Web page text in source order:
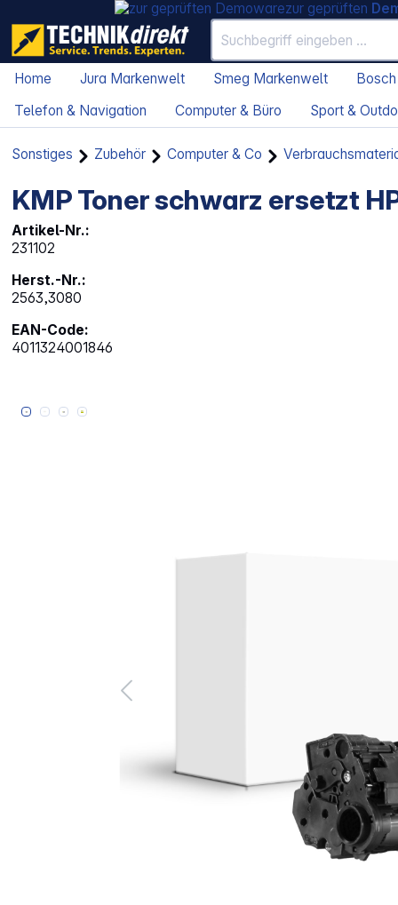
zur geprüften
Home Jura Markenwelt Smeg Markenwelt
Telefon & Navigation
Computer & Büro Sport &
Sonstiges Zubehör Computer & Co
KMP Toner schwarz ersetzt
Artikel-Nr.:
231102
Herst.-Nr.:
2563,3080
EAN-Code:
4011324001846
Bildergalerie überspringen